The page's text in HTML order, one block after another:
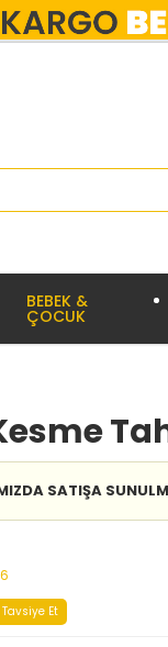
BEBEK &
ÇOCUK
SATIŞA
Et